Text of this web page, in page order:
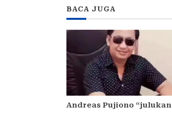
BACA JUGA
Andreas Pujiono “julukan